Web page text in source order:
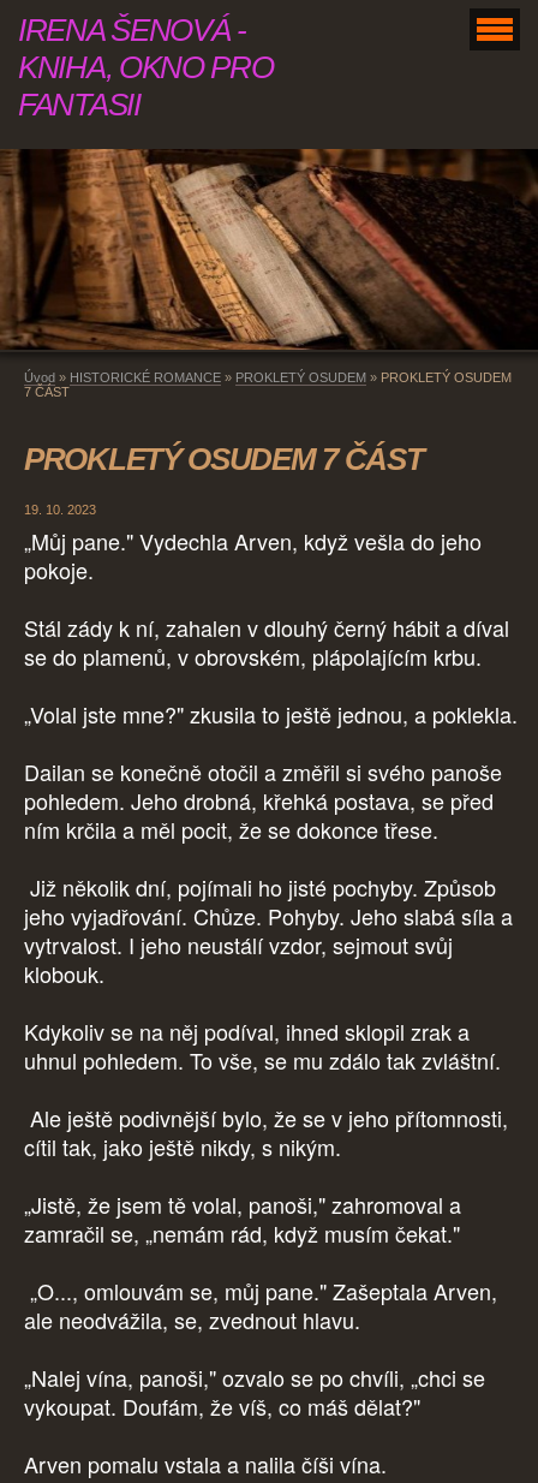
IRENA ŠENOVÁ -
KNIHA, OKNO PRO
FANTASII
Úvod » HISTORICKÉ ROMANCE » PROKLETÝ OSUDEM » PROKLETÝ OSUDEM
7 ČÁST
PROKLETÝ OSUDEM 7 ČÁST
19. 10. 2023
„Můj pane." Vydechla Arven, když vešla do jeho
pokoje.
Stál zády k ní, zahalen v dlouhý černý hábit a díval
se do plamenů, v obrovském, plápolajícím krbu.
„Volal jste mne?" zkusila to ještě jednou, a poklekla.
Dailan se konečně otočil a změřil si svého panoše
pohledem. Jeho drobná, křehká postava, se před
ním krčila a měl pocit, že se dokonce třese.
Již několik dní, pojímali ho jisté pochyby. Způsob
jeho vyjadřování. Chůze. Pohyby. Jeho slabá síla a
vytrvalost. I jeho neustálí vzdor, sejmout svůj
klobouk.
Kdykoliv se na něj podíval, ihned sklopil zrak a
uhnul pohledem. To vše, se mu zdálo tak zvláštní.
Ale ještě podivnější bylo, že se v jeho přítomnosti,
cítil tak, jako ještě nikdy, s nikým.
„Jistě, že jsem tě volal, panoši," zahromoval a
zamračil se, „nemám rád, když musím čekat."
„O..., omlouvám se, můj pane." Zašeptala Arven,
ale neodvážila, se, zvednout hlavu.
„Nalej vína, panoši," ozvalo se po chvíli, „chci se
vykoupat. Doufám, že víš, co máš dělat?"
Arven pomalu vstala a nalila číši vína.